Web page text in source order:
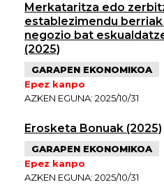
Merkataritza edo
establezimendu
negozio bat
(2025)
GARAPEN EKONOMIKOA
Epez kanpo
AZKEN EGUNA: 2025/10/31
Erosketa Bonuak (2025)
GARAPEN EKONOMIKOA
Epez kanpo
AZKEN EGUNA: 2025/10/31